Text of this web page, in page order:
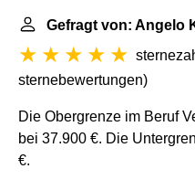
Gefragt von: Angelo
sternebewertungen)
Die Obergrenze im Beruf
bei 37.900 €. Die
€.